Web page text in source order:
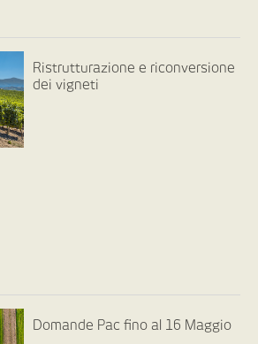
Ristrutturazione e riconversione
dei vigneti
Domande Pac fino al 16 Maggio